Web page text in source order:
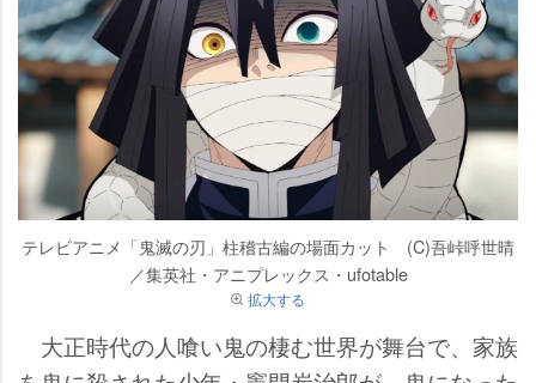
テレビアニメ「鬼滅の刃」柱稽古編の場面カット (C)吾峠呼世晴
／集英社・アニプレックス・ufotable
拡大する
大正時代の人喰い鬼の棲む世界が舞台で、家族